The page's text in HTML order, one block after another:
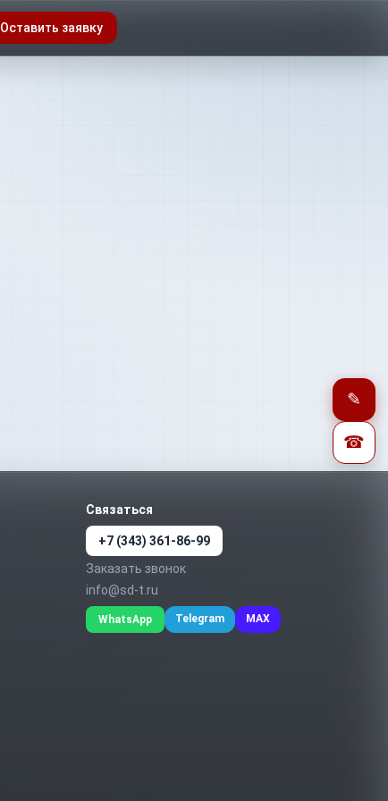
Оставить заявку
Связаться
+7 (343) 361-86-99
Заказать звонок
info@sd-t.ru
WhatsApp Telegram MAX
✎
☎